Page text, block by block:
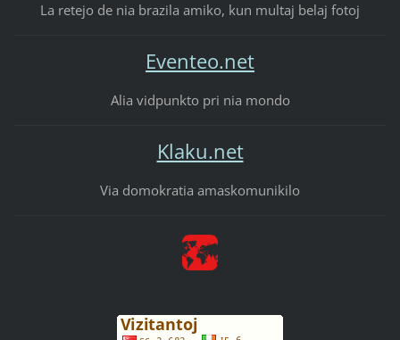
La retejo de nia brazila amiko, kun multaj belaj fotoj
Eventeo.net
Alia vidpunkto pri nia mondo
Klaku.net
Via domokratia amaskomunikilo